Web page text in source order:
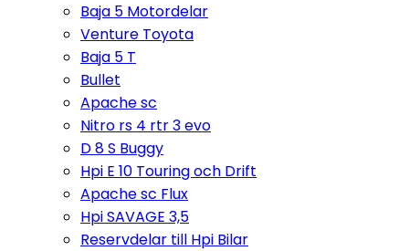
Baja 5 Motordelar
Venture Toyota
Baja 5 T
Bullet
Apache sc
Nitro rs 4 rtr 3 evo
D 8 S Buggy
Hpi E 10 Touring och Drift
Apache sc Flux
Hpi SAVAGE 3,5
Reservdelar till Hpi Bilar